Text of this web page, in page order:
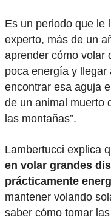
Es un periodo que le
experto, más de un
aprender cómo volar
poca energía y
encontrar esa aguja
de un animal muerto
las montañas”.
Lambertucci explica
en volar grandes
prácticamente
mantener volando
saber cómo tomar